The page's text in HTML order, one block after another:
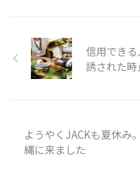
信用でき
誘された
ようやくJACKも夏休み
縄に来ました